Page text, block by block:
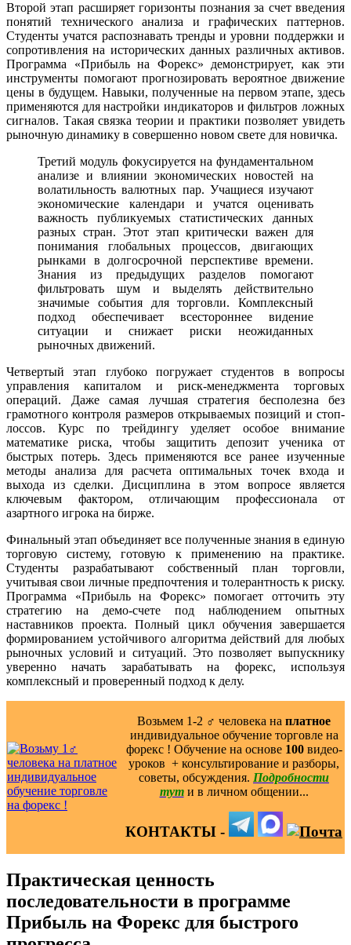
Второй этап расширяет горизонты познания за счет введения
понятий технического анализа и графических паттернов.
Студенты учатся распознавать тренды и уровни поддержки и
сопротивления на исторических данных различных активов.
Программа «Прибыль на Форекс» демонстрирует, как эти
инструменты помогают прогнозировать вероятное движение
цены в будущем. Навыки, полученные на первом этапе, здесь
применяются для настройки индикаторов и фильтров ложных
сигналов. Такая связка теории и практики позволяет увидеть
рыночную динамику в совершенно новом свете для новичка.
Третий модуль фокусируется на фундаментальном
анализе и влиянии экономических новостей на
волатильность валютных пар. Учащиеся изучают
экономические календари и учатся оценивать
важность публикуемых статистических данных
разных стран. Этот этап критически важен для
понимания глобальных процессов, двигающих
рынками в долгосрочной перспективе времени.
Знания из предыдущих разделов помогают
фильтровать шум и выделять действительно
значимые события для торговли. Комплексный
подход обеспечивает всестороннее видение
ситуации и снижает риски неожиданных
рыночных движений.
Четвертый этап глубоко погружает студентов в вопросы
управления капиталом и риск-менеджмента торговых
операций. Даже самая лучшая стратегия бесполезна без
грамотного контроля размеров открываемых позиций и стоп-
лоссов. Курс по трейдингу уделяет особое внимание
математике риска, чтобы защитить депозит ученика от
быстрых потерь. Здесь применяются все ранее изученные
методы анализа для расчета оптимальных точек входа и
выхода из сделки. Дисциплина в этом вопросе является
ключевым фактором, отличающим профессионала от
азартного игрока на бирже.
Финальный этап объединяет все полученные знания в единую
торговую систему, готовую к применению на практике.
Студенты разрабатывают собственный план торговли,
учитывая свои личные предпочтения и толерантность к риску.
Программа «Прибыль на Форекс» помогает отточить эту
стратегию на демо-счете под наблюдением опытных
наставников проекта. Полный цикл обучения завершается
формированием устойчивого алгоритма действий для любых
рыночных условий и ситуаций. Это позволяет выпускнику
уверенно начать зарабатывать на форекс, используя
комплексный и проверенный подход к делу.
Возьмем 1-2 ‍♂️ человека на платное
индивидуальное обучение торговле на
форекс ! Обучение на основе 100видео-
уроков ️ + консультирование и разборы,
советы, обсуждения. Подробности
тут и в личном общении...
КОНТАКТЫ -
Практическая ценность
последовательности в программе
Прибыль на Форекс для быстрого